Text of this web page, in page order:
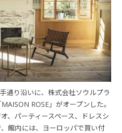
通り沿いに、株式会社ソウルプラ
ROSE」がオープンした。
、パーティースペース、ドレスシ
館内には、ヨーロッパで買い付